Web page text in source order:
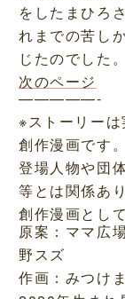
をしたまひろ
れまでの苦し
じたのでした。
次のページ
—————-
※ストーリー
創作漫画です。
登場人物や団
等とは関係あ
創作漫画とし
原案：ママ広
野スズ
作画：みつけ